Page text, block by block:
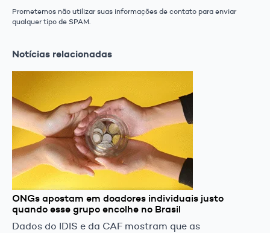
Prometemos não utilizar suas informações de contato para enviar
qualquer tipo de SPAM.
Notícias relacionadas
ONGs apostam em doadores individuais justo
quando esse grupo encolhe no Brasil
Dados do IDIS e da CAF mostram que as